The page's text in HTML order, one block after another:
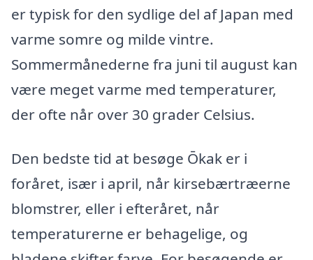
er typisk for den sydlige del af Japan med
varme somre og milde vintre.
Sommermånederne fra juni til august kan
være meget varme med temperaturer,
der ofte når over 30 grader Celsius.
Den bedste tid at besøge Ōkak er i
foråret, især i april, når kirsebærtræerne
blomstrer, eller i efteråret, når
temperaturerne er behagelige, og